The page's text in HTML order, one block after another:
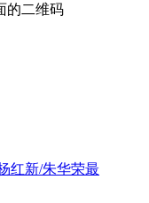
的二维码
红新/朱华荣最